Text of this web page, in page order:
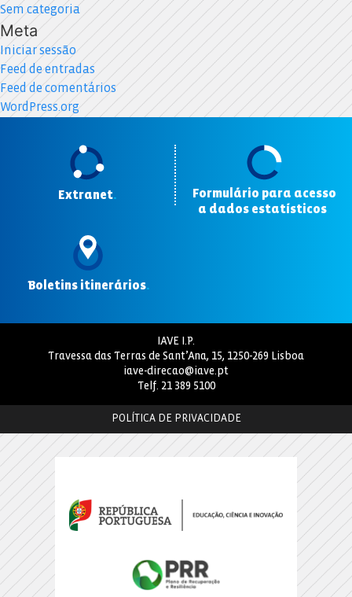
Sem categoria
Meta
Iniciar sessão
Feed de entradas
Feed de comentários
WordPress.org
Extranet.
Formulário para acesso
a dados estatísticos
Boletins itinerários.
IAVE I.P.
Travessa das Terras de Sant’Ana, 15, 1250-269 Lisboa
iave-direcao@iave.pt
Telf. 21 389 5100
POLÍTICA DE PRIVACIDADE